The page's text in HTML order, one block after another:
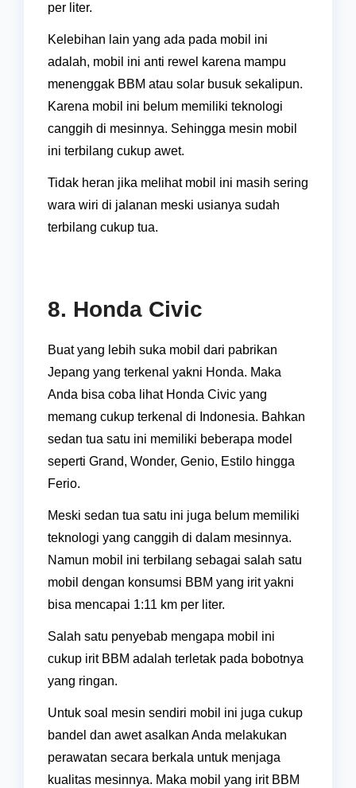
per liter.
Kelebihan lain yang ada pada mobil ini
adalah, mobil ini anti rewel karena mampu
menenggak BBM atau solar busuk sekalipun.
Karena mobil ini belum memiliki teknologi
canggih di mesinnya. Sehingga mesin mobil
ini terbilang cukup awet.
Tidak heran jika melihat mobil ini masih sering
wara wiri di jalanan meski usianya sudah
terbilang cukup tua.
8. Honda Civic
Buat yang lebih suka mobil dari pabrikan
Jepang yang terkenal yakni Honda. Maka
Anda bisa coba lihat Honda Civic yang
memang cukup terkenal di Indonesia. Bahkan
sedan tua satu ini memiliki beberapa model
seperti Grand, Wonder, Genio, Estilo hingga
Ferio.
Meski sedan tua satu ini juga belum memiliki
teknologi yang canggih di dalam mesinnya.
Namun mobil ini terbilang sebagai salah satu
mobil dengan konsumsi BBM yang irit yakni
bisa mencapai 1:11 km per liter.
Salah satu penyebab mengapa mobil ini
cukup irit BBM adalah terletak pada bobotnya
yang ringan.
Untuk soal mesin sendiri mobil ini juga cukup
bandel dan awet asalkan Anda melakukan
perawatan secara berkala untuk menjaga
kualitas mesinnya. Maka mobil yang irit BBM